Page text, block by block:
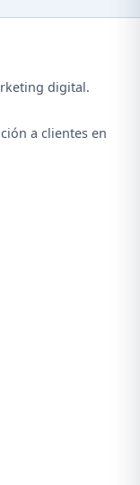
digital.
a clientes en